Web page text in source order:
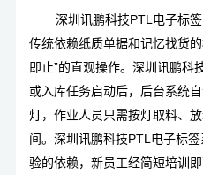
深圳讯鹏科技PTL电子标
传统依赖纸质单据和记忆找货
即止”的直观操作。 深圳讯鹏科
或入库任务启动后，后台系统
灯，作业人员只需按灯取料、
间。 深圳讯鹏科技PTL电子标签
验的依赖，新员工经简短培训